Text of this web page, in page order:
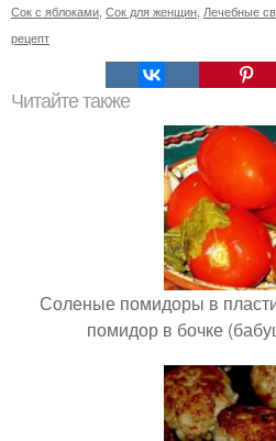
Сок с яблоками Сок для женщин Лечебные
рецепт
Читайте также
Соленые помидоры в
помидор в бочке